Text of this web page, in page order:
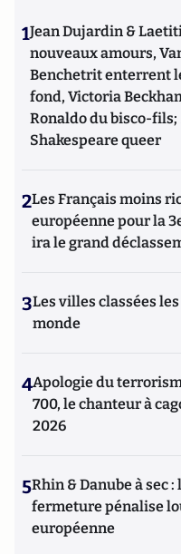
1Jean Dujardin &
nouveaux amours,
Benchetrit enterrent
fond, Victoria
Ronaldo du bisco-
Shakespeare queer
2Les Français moins
européenne pour la
ira le grand
3Les villes classées
monde
4Apologie du
700, le chanteur à
2026
5Rhin & Danube à sec :
fermeture pénalise
européenne